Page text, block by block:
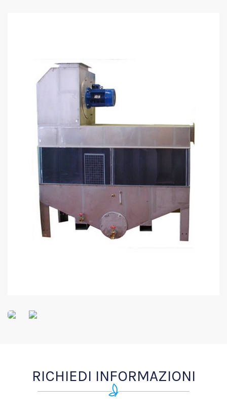
RICHIEDI INFORMAZIONI